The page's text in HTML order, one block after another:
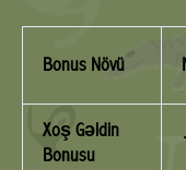
Bonus Növü
Xoş Gəldin
Bonusu